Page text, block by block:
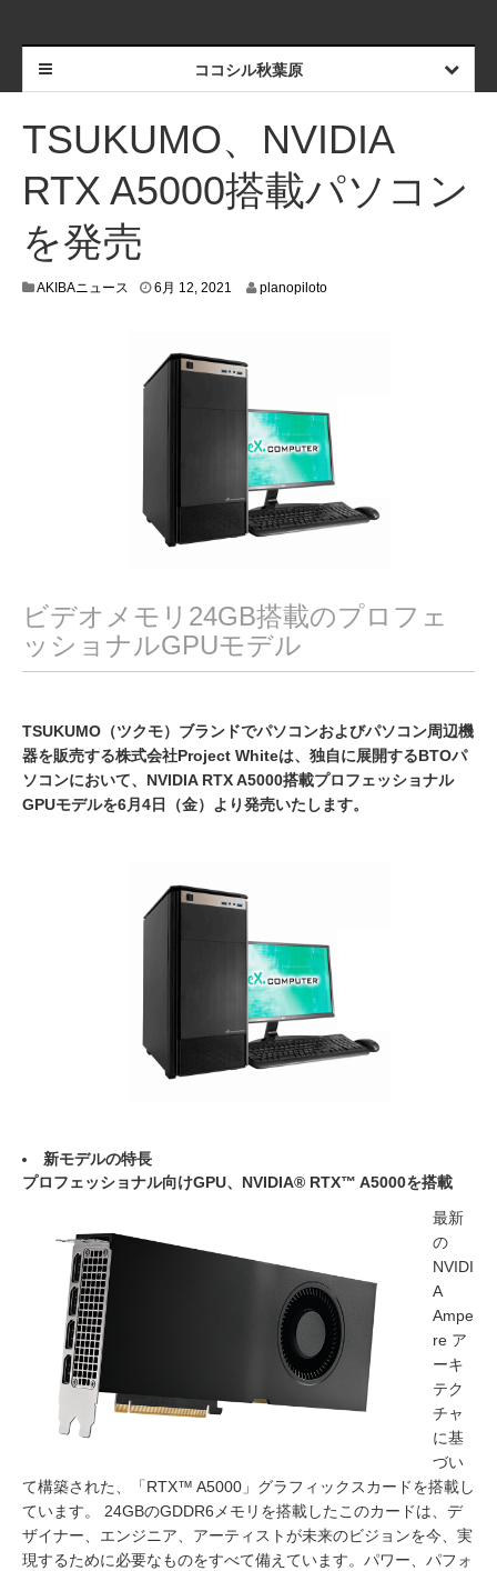
ココシル秋葉原
TSUKUMO、NVIDIA
RTX A5000搭載パソコン
を発売
AKIBAニュース 6月 12, 2021
2
0
planopiloto
ビデオメモリ24GB搭載のプロフェ
ッショナルGPUモデル
TSUKUMO（ツクモ）ブランドでパソコンおよびパソコン周辺機
器を販売する株式会社Project Whiteは、独自に展開するBTOパ
ソコンにおいて、NVIDIA RTX A5000搭載プロフェッショナル
GPUモデルを6月4日（金）より発売いたします。
新モデルの特長
プロフェッショナル向けGPU、NVIDIA® RTX™ A5000を搭載
最新
の
NVIDI
A
Ampe
re ア
ーキ
テク
チャ
に基
づい
て構築された、「RTX™ A5000」グラフィックスカードを搭載し
ています。 24GBのGDDR6メモリを搭載したこのカードは、デ
ザイナー、エンジニア、アーティストが未来のビジョンを今、実
現するために必要なものをすべて備えています。パワー、パフォ